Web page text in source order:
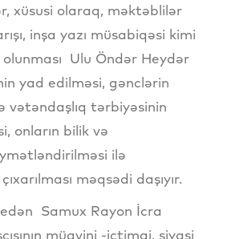
xüsusi olaraq, məktəblilər
inşa yazı müsabiqəsi kimi
Ulu Öndər Heydər
yad edilməsi, gənclərin
vətəndaşlıq tərbiyəsinin
onların bilik və
ilə
məqsədi daşıyır.
Samux Rayon İcra
müavini -ictimai, siyasi